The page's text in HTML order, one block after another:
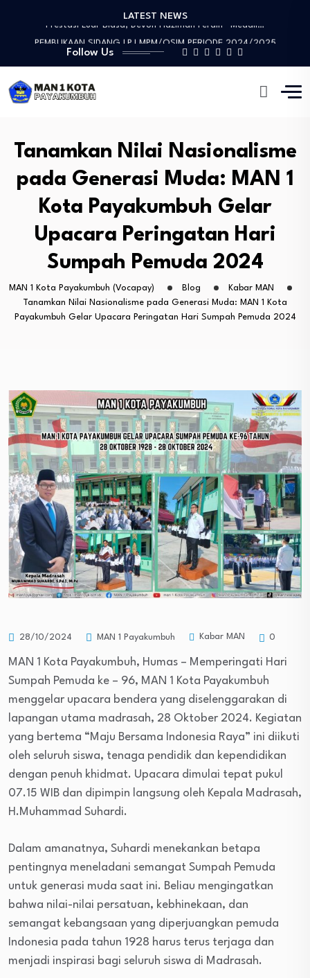
LATEST NEWS
Prestasi Luar Biasa, Devon Haziman Peraih “Medali…
Sosialisasi Mitigasi Bencana dan Penandatanganan MoU
Tinjauan Lapangan Pengelolaan Sampah
Sosialisasi Mitigasi Bencana dan Penandatanganan MoU
Follow Us
Tanamkan Nilai Nasionalisme
pada Generasi Muda: MAN 1
Kota Payakumbuh Gelar
Upacara Peringatan Hari
Sumpah Pemuda 2024
MAN 1 Kota Payakumbuh (Vocapay) Blog
Kabar MAN
Tanamkan Nilai Nasionalisme pada Generasi Muda: MAN 1 Kota
Payakumbuh Gelar Upacara Peringatan Hari Sumpah Pemuda 2024
28/10/2024 MAN 1 Payakumbuh Kabar MAN 0
MAN 1 Kota Payakumbuh, Humas – Memperingati Hari
Sumpah Pemuda ke – 96, MAN 1 Kota Payakumbuh
menggelar upacara bendera yang diselenggarakan di
lapangan utama madrasah, 28 Oktober 2024. Kegiatan
yang bertema “Maju Bersama Indonesia Raya” ini diikuti
oleh seluruh siswa, tenaga pendidik dan kependidikan
dengan penuh khidmat. Upacara dimulai tepat pukul
07.15 WIB dan dipimpin langsung oleh Kepala Madrasah,
H.Muhammad Suhardi.
Dalam amanatnya, Suhardi menekankan betapa
pentingnya meneladani semangat Sumpah Pemuda
untuk generasi muda saat ini. Beliau mengingatkan
bahwa nilai-nilai persatuan, kebhinekaan, dan
semangat kebangsaan yang diperjuangkan pemuda
Indonesia pada tahun 1928 harus terus terjaga dan
menjadi inspirasi bagi seluruh siswa di Madrasah.